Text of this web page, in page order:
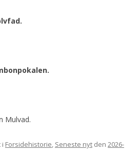
Mulvad.
i Forsidehistorie Seneste nyt den 2026-